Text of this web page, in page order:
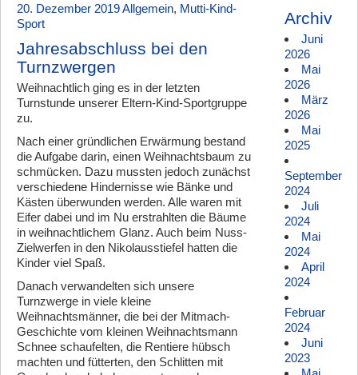
20. Dezember 2019Allgemein, Mutti-Kind-
Sport
Jahresabschluss bei den
Turnzwergen
Weihnachtlich ging es in der letzten
Turnstunde unserer Eltern-Kind-Sportgruppe
zu.
Nach einer gründlichen Erwärmung bestand
die Aufgabe darin, einen Weihnachtsbaum zu
schmücken. Dazu mussten jedoch zunächst
verschiedene Hindernisse wie Bänke und
Kästen überwunden werden. Alle waren mit
Eifer dabei und im Nu erstrahlten die Bäume
in weihnachtlichem Glanz. Auch beim Nuss-
Zielwerfen in den Nikolausstiefel hatten die
Kinder viel Spaß.
Danach verwandelten sich unsere
Turnzwerge in viele kleine
Weihnachtsmänner, die bei der Mitmach-
Geschichte vom kleinen Weihnachtsmann
Schnee schaufelten, die Rentiere hübsch
machten und fütterten, den Schlitten mit
Archiv
Juni
2026
Mai
2026
März
2026
Mai
2025
September
2024
Juli
2024
Mai
2024
April
2024
Februar
2024
Juni
2023